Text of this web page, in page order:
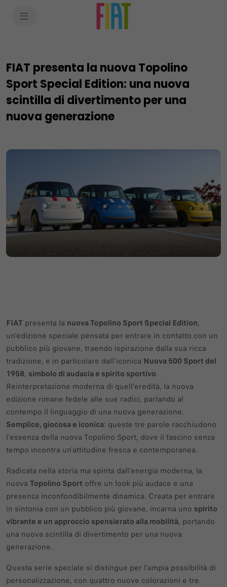
FIAT presenta la nuova Topolino
Sport Special Edition: una nuova
scintilla di divertimento per una
nuova generazione
FIAT presenta la nuova Topolino Sport Special Edition,
un'edizione speciale pensata per entrare in contatto con un
pubblico più giovane, traendo ispirazione dalla sua ricca
tradizione, e in particolare dall'iconica Nuova 500 Sport del
1958, simbolo di audacia e spirito sportivo.
Reinterpretazione moderna di quell'eredità, la nuova
edizione rimane fedele alle sue radici, parlando al
contempo il linguaggio di una nuova generazione.
Semplice, giocosa e iconica: queste tre parole racchiudono
l'essenza della nuova Topolino Sport, dove il fascino senza
tempo incontra un'attitudine fresca e contemporanea.
Radicata nella storia ma spinta dall'energia moderna, la
nuova Topolino Sport offre un look più audace e una
presenza inconfondibilmente dinamica. Creata per entrare
in sintonia con un pubblico più giovane, incarna uno spirito
vibrante e un approccio spensierato alla mobilità, portando
una nuova scintilla di divertimento per una nuova
generazione.
Questa serie speciale si distingue per l'ampia possibilità di
personalizzazione, con quattro nuove colorazioni e tre